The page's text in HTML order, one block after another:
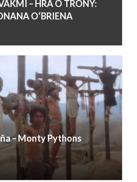
– HRA O TRÓNY:
O‘BRIENA
– Monty Pythons